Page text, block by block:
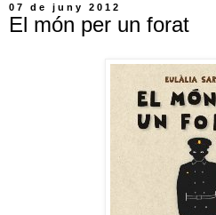
07 de juny 2012
El món per un forat